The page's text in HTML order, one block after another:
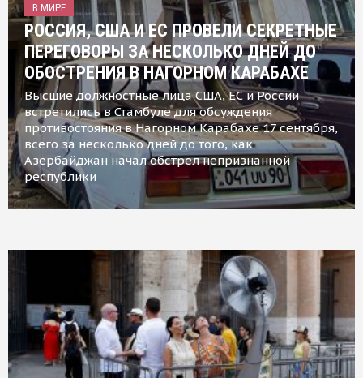
В МИРЕ
РОССИЯ, США И ЕС ПРОВЕЛИ СЕКРЕТНЫЕ
ПЕРЕГОВОРЫ ЗА НЕСКОЛЬКО ДНЕЙ ДО
ОБОСТРЕНИЯ В НАГОРНОМ КАРАБАХЕ
Высшие должностные лица США, ЕС и России
встретились в Стамбуле для обсуждения
противостояния в Нагорном Карабахе 17 сентября,
всего за несколько дней до того, как
Азербайджан начал обстрел непризнанной
республики